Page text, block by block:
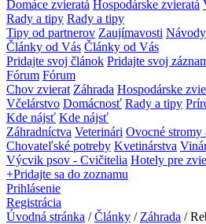
Domáce zvieratá Hospodárske zvieratá
Rady a tipy Rady a tipy
Tipy od partnerov Zaujímavosti Návody
Články od Vás Články od Vás
Pridajte svoj článok Pridajte svoj
Fórum Fórum
Chov zvierat Záhrada Hospodárske
Včelárstvo Domácnosť Rady a tipy
Kde nájsť Kde nájsť
Záhradníctva Veterinári Ovocné stromy
Chovateľské potreby Kvetinárstva
Výcvik psov - Cvičitelia Hotely pre
+Pridajte sa do zoznamu
Prihlásenie
Registrácia
Úvodná stránka / Články / Záhrada /